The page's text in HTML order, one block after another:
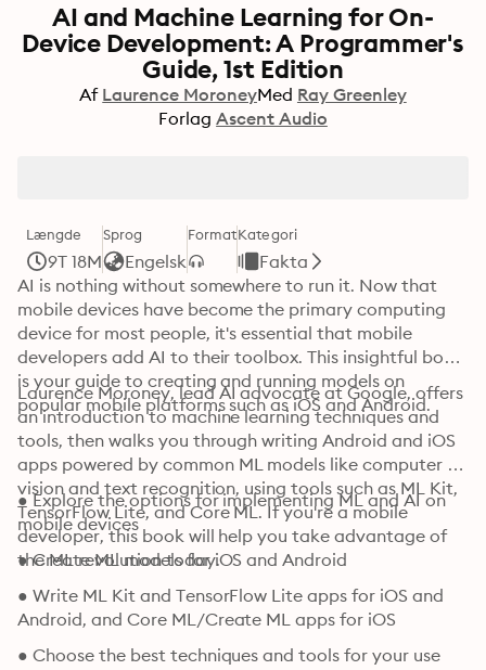
AI and Machine Learning for On-
Device Development: A Programmer's
Guide, 1st Edition
Af Laurence MoroneyMed Ray Greenley
Forlag Ascent Audio
Længde
9T 18M
Sprog
Engelsk
FormatKategori
Fakta
AI is nothing without somewhere to run it. Now that
mobile devices have become the primary computing
device for most people, it's essential that mobile
developers add AI to their toolbox. This insightful book
is your guide to creating and running models on
popular mobile platforms such as iOS and Android.
Laurence Moroney, lead AI advocate at Google, offers
an introduction to machine learning techniques and
tools, then walks you through writing Android and iOS
apps powered by common ML models like computer
vision and text recognition, using tools such as ML Kit,
TensorFlow Lite, and Core ML. If you're a mobile
developer, this book will help you take advantage of
the ML revolution today.
● Explore the options for implementing ML and AI on
mobile devices
● Create ML models for iOS and Android
● Write ML Kit and TensorFlow Lite apps for iOS and
Android, and Core ML/Create ML apps for iOS
● Choose the best techniques and tools for your use